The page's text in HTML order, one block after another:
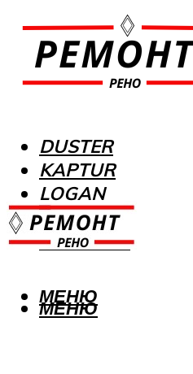
DUSTER
KAPTUR
LOGAN
MEGANE
SANDERO
МЕНЮ
МЕНЮ